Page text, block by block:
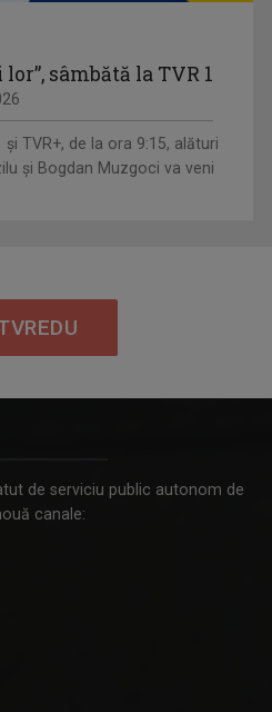
sâmbătă la TVR 1
TVR+, de la ora 9:15, alături
şi Bogdan Muzgoci va veni
de serviciu public autonom de
canale: